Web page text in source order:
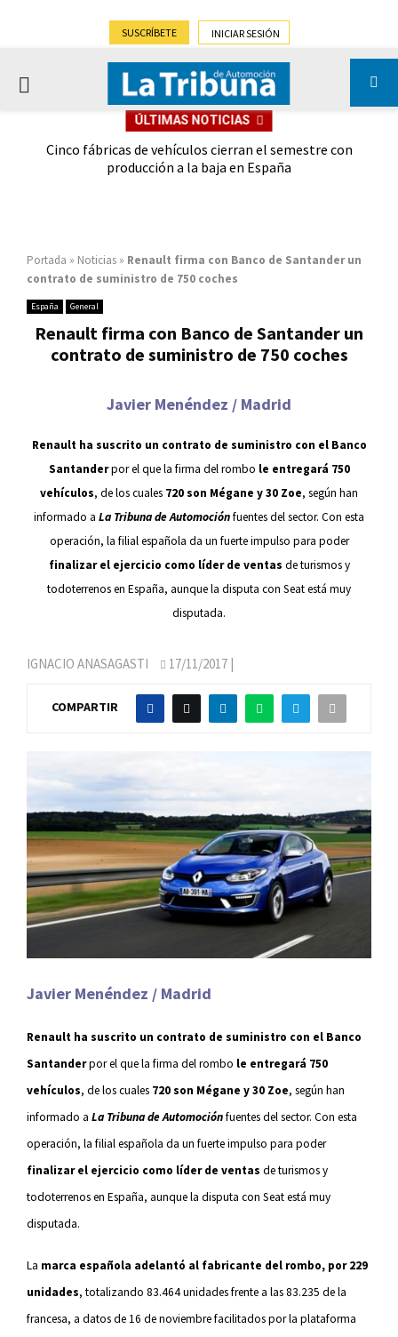
SUSCRÍBETE INICIAR SESIÓN
PRIMARY
ÚLTIMAS NOTICIAS
Cinco fábricas de vehículos cierran el semestre con
producción a la baja en España
Portada » Noticias » Renault firma con Banco de Santander un
contrato de suministro de 750 coches
España General
Renault firma con Banco de Santander un
contrato de suministro de 750 coches
Javier Menéndez / Madrid
Renault ha suscrito un contrato de suministro con el Banco
Santanderpor el que la firma del rombo le entregará 750
vehículos, de los cuales 720 son Mégane y 30 Zoe, según han
informado a La Tribuna de Automociónfuentes del sector. Con esta
operación, la filial española da un fuerte impulso para poder
finalizar el ejercicio como líder de ventas de turismos y
todoterrenos en España, aunque la disputa con Seat está muy
disputada.
IGNACIO ANASAGASTI 17/11/2017 |
COMPARTIR
Javier Menéndez / Madrid
Renault ha suscrito un contrato de suministro con el Banco
Santanderpor el que la firma del rombo le entregará 750
vehículos, de los cuales 720 son Mégane y 30 Zoe, según han
informado a La Tribuna de Automociónfuentes del sector. Con esta
operación, la filial española da un fuerte impulso para poder
finalizar el ejercicio como líder de ventas de turismos y
todoterrenos en España, aunque la disputa con Seat está muy
disputada.
La marca española adelantó al fabricante del rombo, por 229
unidades, totalizando 83.464 unidades frente a las 83.235 de la
francesa, a datos de 16 de noviembre facilitados por la plataforma